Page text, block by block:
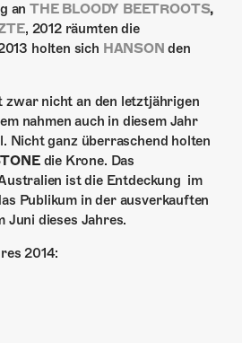
an THE BLOODY BEETROOTS,
, 2012 räumten die
holten sich HANSON den
zwar nicht an den letztjährigen
nahmen auch in diesem Jahr
Nicht ganz überraschend holten
die Krone. Das
ist die Entdeckung im
Publikum in der ausverkauften
dieses Jahres.
2014: